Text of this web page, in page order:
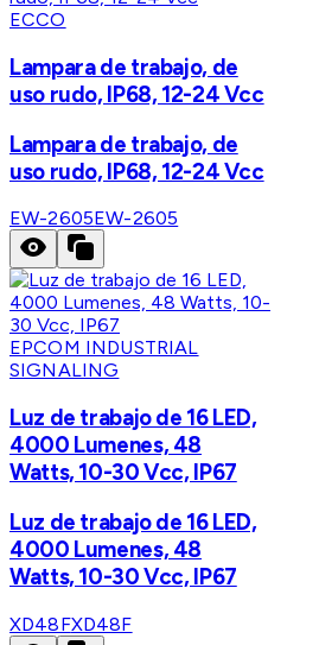
ECCO
Lampara de trabajo, de
uso rudo, IP68, 12-24 Vcc
Lampara de trabajo, de
uso rudo, IP68, 12-24 Vcc
EW-2605EW-2605
EPCOM INDUSTRIAL
SIGNALING
Luz de trabajo de 16 LED,
4000 Lumenes, 48
Watts, 10-30 Vcc, IP67
Luz de trabajo de 16 LED,
4000 Lumenes, 48
Watts, 10-30 Vcc, IP67
XD48FXD48F